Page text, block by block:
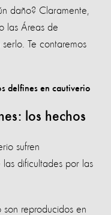
daño? Claramente,
las Áreas de
Te contaremos
los hechos
sufren
las dificultades por las
son reproducidos en